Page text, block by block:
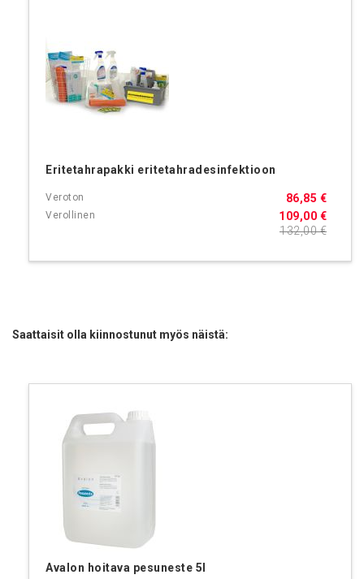
Eritetahrapakki eritetahradesinfektioon
109,00 €
86,85 €
132,00 €
Saattaisit olla kiinnostunut myös näistä:
Avalon hoitava pesuneste 5l